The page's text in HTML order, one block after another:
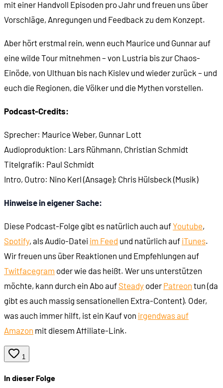
mit einer Handvoll Episoden pro Jahr und freuen uns über
Vorschläge, Anregungen und Feedback zu dem Konzept.
Aber hört erstmal rein, wenn euch Maurice und Gunnar auf
eine wilde Tour mitnehmen – von Lustria bis zur Chaos-
Einöde, von Ulthuan bis nach Kislev und wieder zurück – und
euch die Regionen, die Völker und die Mythen vorstellen.
Podcast-Credits:
Sprecher: Maurice Weber, Gunnar Lott
Audioproduktion: Lars Rühmann, Christian Schmidt
Titelgrafik: Paul Schmidt
Intro, Outro: Nino Kerl (Ansage); Chris Hülsbeck (Musik)
Hinweise in eigener Sache:
Diese Podcast-Folge gibt es natürlich auch aufYoutube,
Spotify, als Audio-Datei im Feed und natürlich auf iTunes.
Wir freuen uns über Reaktionen und Empfehlungen auf
Twitfacegram oder wie das heißt. Wer uns unterstützen
möchte, kann durch ein Abo auf Steady oder Patreon tun (da
gibt es auch massig sensationellen Extra-Content). Oder,
was auch immer hilft, ist ein Kauf von irgendwas auf
Amazon mit diesem Affiliate-Link.
1
In dieser Folge